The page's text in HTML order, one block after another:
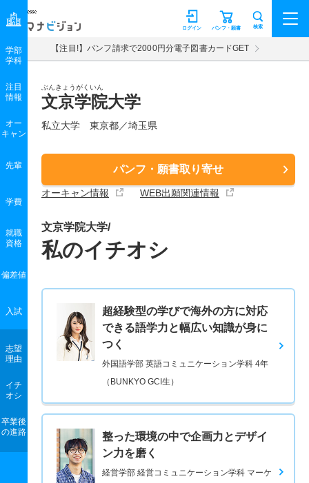
マナビジョン パンフ・願書
ログイン 検索
【注目!】パンフ請求で2000円分電子図書カードGET
ぶんきょうがくいん
文京学院大学
私立大学 東京都／埼玉県
パンフ・願書取り寄せ
オーキャン情報 WEB出願関連情報
学部
学科
注目
情報
オー
キャン
先輩
学費
就職
資格
偏差値
入試
志望
理由
イチ
オシ
卒業後
の進路
文京学院大学/
私のイチオシ
超経験型の学びで海外の方に対応
できる語学力と幅広い知識が身に
つく
外国語学部 英語コミュニケーション学科 4年
（BUNKYO GCI生）
整った環境の中で企画力とデザイ
ン力を磨く
経営学部 経営コミュニケーション学科 マーケ